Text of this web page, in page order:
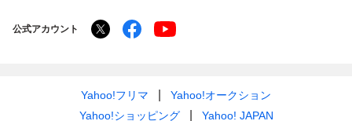
公式アカウント
Yahoo!フリマ
Yahoo!オークション
Yahoo!ショッピング
Yahoo! JAPAN